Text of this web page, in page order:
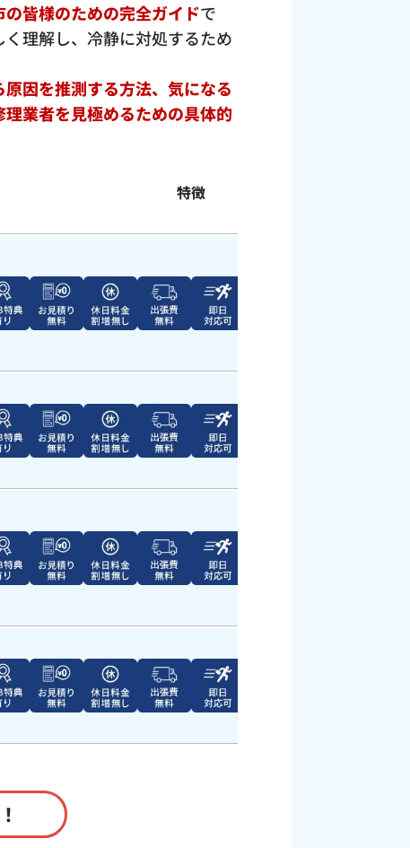
皆様のための完全ガイドで
理解し、冷静に対処するため
因を推測する方法、気になる
業者を見極めるための具体的
特徴